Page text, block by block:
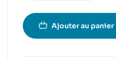
Ajouter au panier